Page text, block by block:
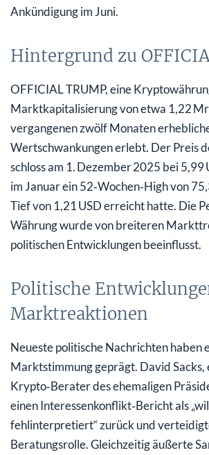
Ankündigung im Juni.
Hintergrund zu
OFFICIAL TRUMP, eine
Marktkapitalisierung von etwa 1,22
vergangenen zwölf Monaten
Wertschwankungen erlebt. Der Preis
schloss am 1. Dezember 2025 bei 5,99
im Januar ein 52‑Wochen‑High von
Tief von 1,21 USD erreicht hatte. Die
Währung wurde von breiteren
politischen Entwicklungen beeinflusst.
Politische
Marktreaktionen
Neueste politische Nachrichten haben
Marktstimmung geprägt. David Sacks,
Krypto‑Berater des ehemaligen
einen Interessenkonflikt‑Bericht als
fehlinterpretiert“ zurück und
Beratungsrolle. Gleichzeitig äußerte